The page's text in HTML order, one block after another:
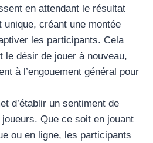
en attendant le résultat
unique, créant une montée
les participants. Cela
le désir de jouer à nouveau,
à l’engouement général pour
d’établir un sentiment de
Que ce soit en jouant
ou en ligne, les participants